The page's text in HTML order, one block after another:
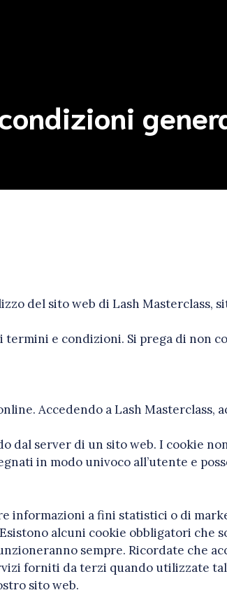
del sito web di Lash Masterclass,
e condizioni. Si prega di non
Accedendo a Lash Masterclass,
dal server di un sito web. I cookie
in modo univoco all’utente e
informazioni a fini statistici o di
alcuni cookie obbligatori che
sempre. Ricordate che
forniti da terzi quando utilizzate
sito web.